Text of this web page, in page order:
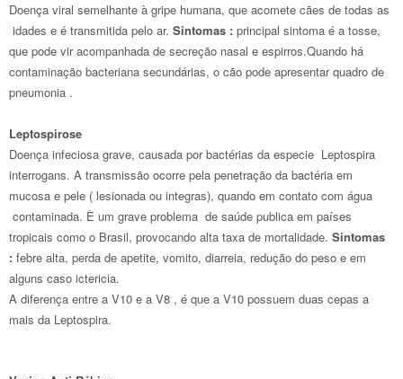
Doença viral semelhante à gripe humana, que acomete cães de todas as
idades e é transmitida pelo ar. Sintomas : principal sintoma é a tosse,
que pode vir acompanhada de secreção nasal e espirros.Quando há
contaminação bacteriana secundárias, o cão pode apresentar quadro de
pneumonia .
Leptospirose
Doença infeciosa grave, causada por bactérias da especie Leptospira
interrogans. A transmissão ocorre pela penetração da bactéria em
mucosa e pele ( lesionada ou integras), quando em contato com água
contaminada. È um grave problema de saúde publica em países
tropicais como o Brasil, provocando alta taxa de mortalidade. Sintomas
: febre alta, perda de apetite, vomito, diarreia, redução do peso e em
alguns caso ictericia.
A diferença entre a V10 e a V8 , é que a V10 possuem duas cepas a
mais da Leptospira.